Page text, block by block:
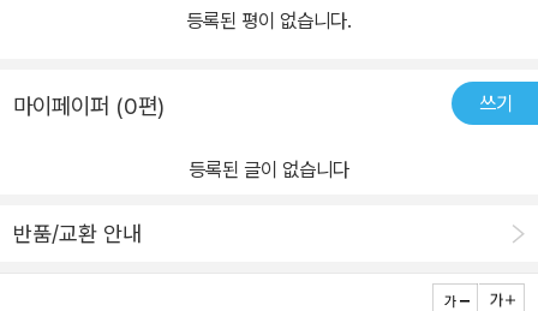
등록된 평이 없습니다.
마이페이퍼 (0편) 쓰기
등록된 글이 없습니다
반품/교환 안내